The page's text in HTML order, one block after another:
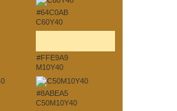
#64C0AB
C60Y40
#FFE9A9
M10Y40
#8ABEA5
C50M10Y40